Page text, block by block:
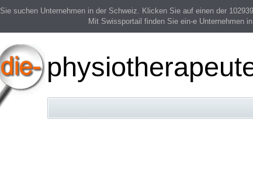
Sie suchen Unternehmen in der Schweiz. Klicken Sie auf einen der
Mit Swissportail finden Sie ein-e Unternehmen